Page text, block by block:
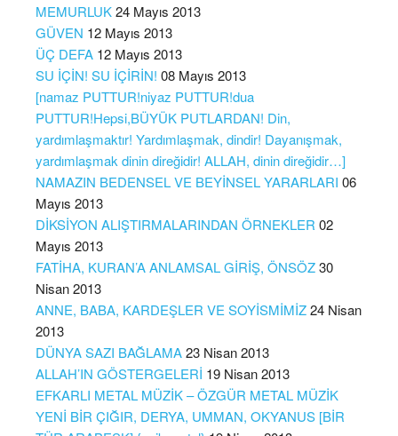
MEMURLUK24 Mayıs 2013
GÜVEN 12 Mayıs 2013
ÜÇ DEFA 12 Mayıs 2013
SU İÇİN! SU İÇİRİN! 08 Mayıs 2013
[namaz PUTTUR!niyaz PUTTUR!dua
PUTTUR!Hepsi,BÜYÜK PUTLARDAN! Din,
yardımlaşmaktır! Yardımlaşmak, dindir! Dayanışmak,
yardımlaşmak dinin direğidir! ALLAH, dinin direğidir…]
NAMAZIN BEDENSEL VE BEYİNSEL YARARLARI 06
Mayıs 2013
DİKSİYON ALIŞTIRMALARINDAN ÖRNEKLER 02
Mayıs 2013
FATİHA, KURAN’A ANLAMSAL GİRİŞ, ÖNSÖZ30
Nisan 2013
ANNE, BABA, KARDEŞLER VE SOYİSMİMİZ24 Nisan
2013
DÜNYA SAZI BAĞLAMA23 Nisan 2013
ALLAH’IN GÖSTERGELERİ 19 Nisan 2013
EFKARLI METAL MÜZİK – ÖZGÜR METAL MÜZİK
YENİ BİR ÇIĞIR, DERYA, UMMAN, OKYANUS [BİR